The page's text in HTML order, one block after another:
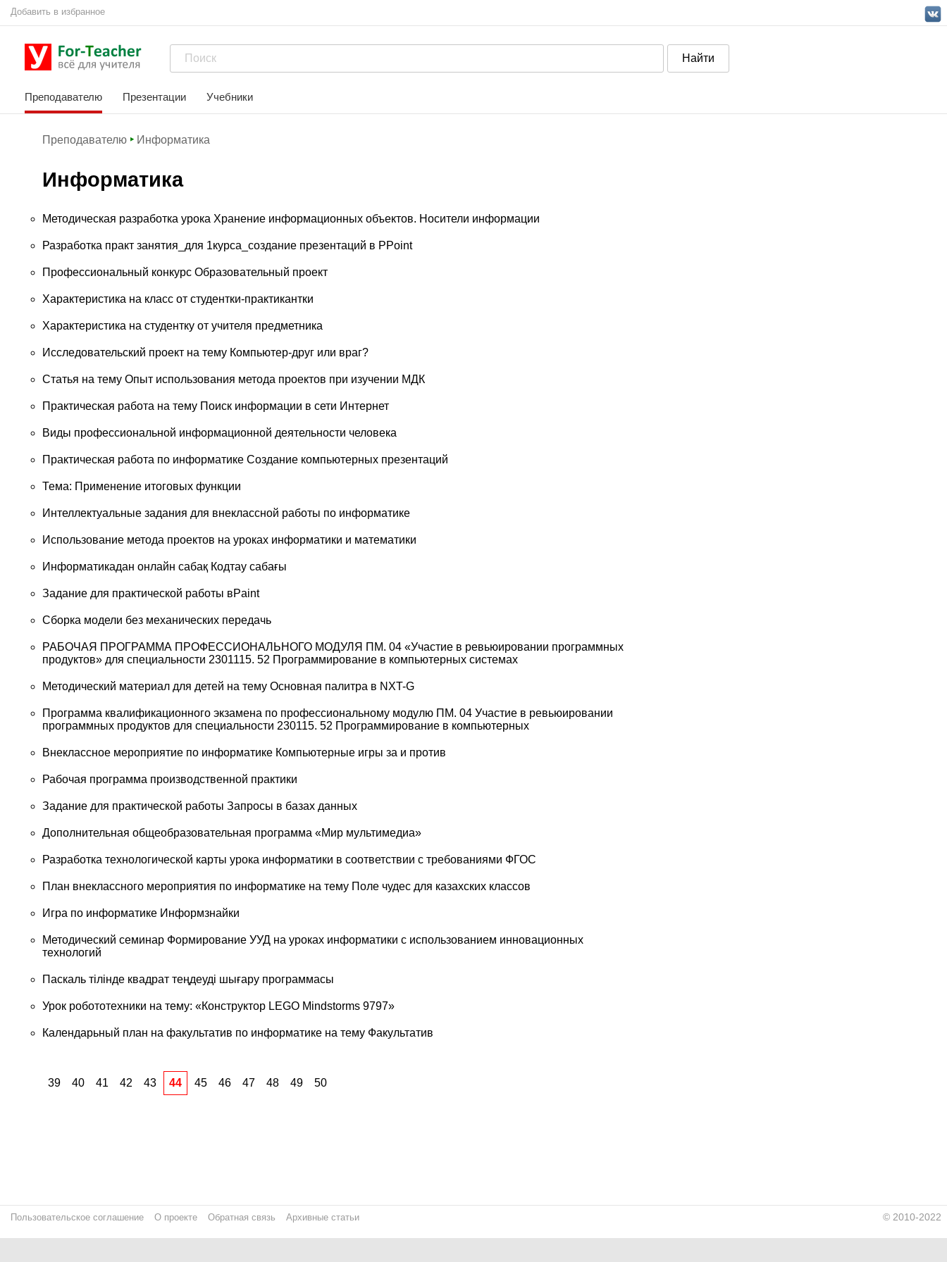
Добавить в избранное
Преподавателю Презентации Учебники
Преподавателю Информатика
Информатика
Методическая разработка урока Хранение информационных объектов. Носители информации
Разработка практ занятия_для 1курса_создание презентаций в PPoint
Профессиональный конкурс Образовательный проект
Характеристика на класс от студентки-практикантки
Характеристика на студентку от учителя предметника
Исследовательский проект на тему Компьютер-друг или враг?
Статья на тему Опыт использования метода проектов при изучении МДК
Практическая работа на тему Поиск информации в сети Интернет
Виды профессиональной информационной деятельности человека
Практическая работа по информатике Создание компьютерных презентаций
Тема: Применение итоговых функции
Интеллектуальные задания для внеклассной работы по информатике
Использование метода проектов на уроках информатики и математики
Информатикадан онлайн сабақ Кодтау сабағы
Задание для практической работы вPaint
Сборка модели без механических передачь
РАБОЧАЯ ПРОГРАММА ПРОФЕССИОНАЛЬНОГО МОДУЛЯ ПМ. 04 «Участие в ревьюировании программных
продуктов» для специальности 2301115. 52 Программирование в компьютерных системах
Методический материал для детей на тему Основная палитра в NXT-G
Программа квалификационного экзамена по профессиональному модулю ПМ. 04 Участие в ревьюировании
программных продуктов для специальности 230115. 52 Программирование в компьютерных
Внеклассное мероприятие по информатике Компьютерные игры за и против
Рабочая программа производственной практики
Задание для практической работы Запросы в базах данных
Дополнительная общеобразовательная программа «Мир мультимедиа»
Разработка технологической карты урока информатики в соответствии с требованиями ФГОС
План внеклассного мероприятия по информатике на тему Поле чудес для казахских классов
Игра по информатике Информзнайки
Методический семинар Формирование УУД на уроках информатики с использованием инновационных
технологий
Паскаль тілінде квадрат теңдеуді шығару программасы
Урок робототехники на тему: «Конструктор LEGO Mindstorms 9797»
Календарьный план на факультатив по информатике на тему Факультатив
39 40 41 42 43 44 45 46 47 48 49 50
Пользовательское соглашение О проекте Обратная связь Архивные статьи © 2010-2022